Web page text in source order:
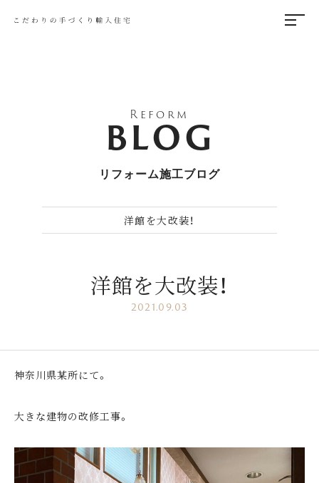
Reform
BLOG
リフォーム施工ブログ
洋館を大改装！
洋館を大改装！
2021.09.03
神奈川県某所にて。
大きな建物の改修工事。